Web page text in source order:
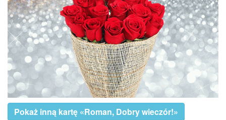
Pokaż inną kartę «Roman, Dobry wieczór!»